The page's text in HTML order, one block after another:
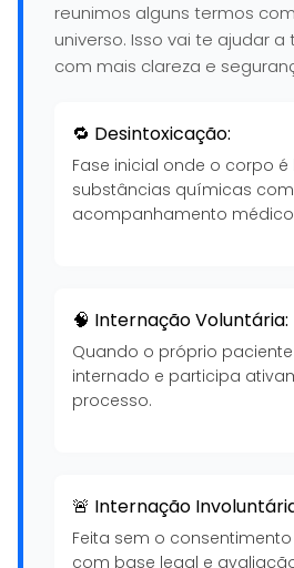
reunimos alguns termos
universo. Isso vai te ajudar
com mais clareza e
🔁 Desintoxicação:
Fase inicial onde o corpo
substâncias químicas com
acompanhamento
🧠 Internação Voluntária:
Quando o próprio
internado e participa
processo.
🚨 Internação
Feita sem o
com base legal e